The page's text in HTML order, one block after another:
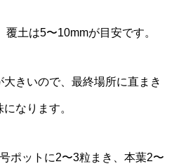
土は5〜10mmが目安です。
きいので、最終場所に直まき
なります。
ポットに2〜3粒まき、本葉2〜